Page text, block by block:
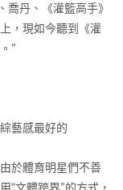
丹、《灌籃高手》
，現如今聽到《灌
”
藝感最好的
於體育明星們不善